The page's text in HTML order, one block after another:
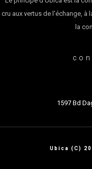
cru aux vertus de l'échange, à
la
1597 Bd
Ubica (C)